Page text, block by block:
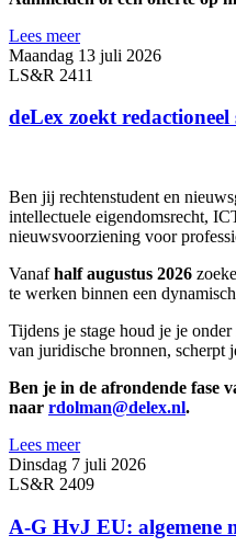
Lees meer
Maandag 13 juli 2026
LS&R 2411
deLex zoekt
Ben jij rechtenstudent en
intellectuele eigendomsrecht,
nieuwsvoorziening voor
Vanafhalf augustus 2026
te werken binnen een
Tijdens je stage houd je je
van juridische bronnen, scherpt
Ben je in de afrondende fase
naar rdolman@delex.nl.
Lees meer
Dinsdag 7 juli 2026
LS&R 2409
A-G HvJ EU: algemene